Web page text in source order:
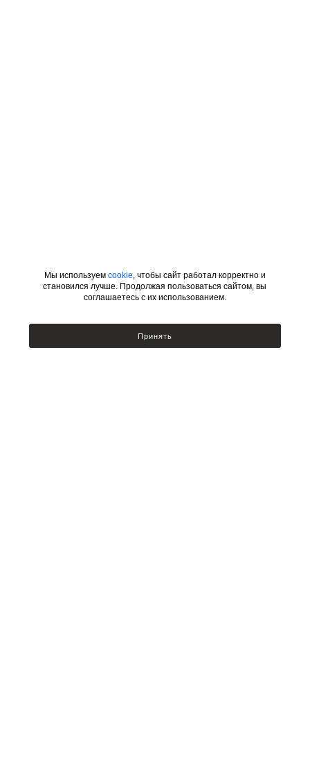
Мы используем cookie, чтобы сайт работал корректно и
становился лучше. Продолжая пользоваться сайтом, вы
соглашаетесь с их использованием.
Принять
УСЛОВИЯ ДЛЯ ДИЗАЙНЕРОВ
ИНФОРМАЦИЯ КАТЕГОРИИ